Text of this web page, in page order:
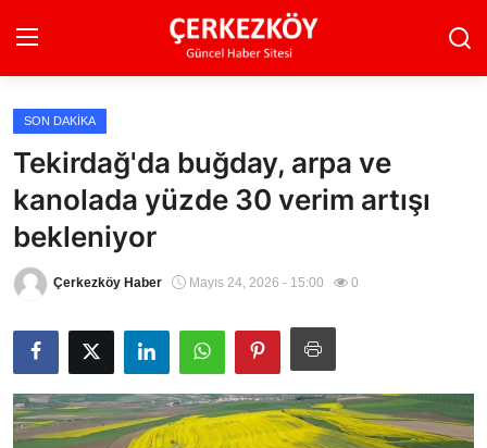
Ana Sayfa
Son Dakika
Ekonomi Haberleri
Magazin Haberleri
Spor Haberleri
Teknoloji Haberleri
SON DAKIKA
Tekirdağ'da buğday, arpa ve
kanolada yüzde 30 verim artışı
bekleniyor
Çerkezköy Haber Mayıs 24, 2026 - 15:00 0